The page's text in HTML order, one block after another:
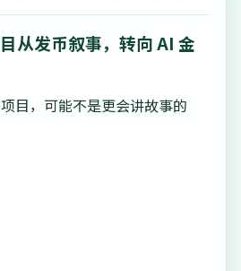
从发币叙事，转向 AI 金
目，可能不是更会讲故事的